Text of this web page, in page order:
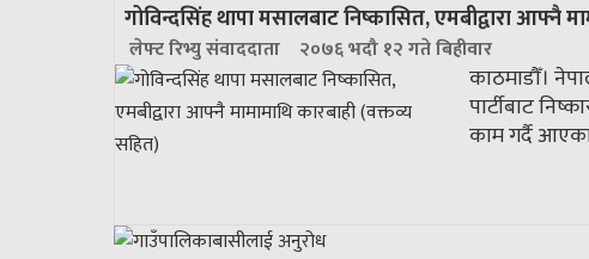
गोविन्दसिंह थापा मसालबाट निष्कासित, एमबीद्वारा आफ्नै
लेफ्ट रिभ्यु संवाददाता २०७६ भदौ १२ गते बिहीवार
काठमाडौँ।
पार्टीबाट
काम गर्दै